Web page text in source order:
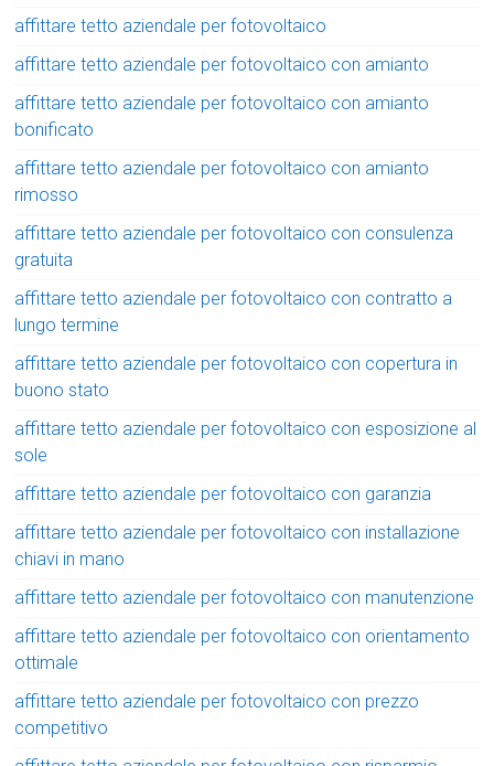
affittare tetto aziendale per fotovoltaico
affittare tetto aziendale per fotovoltaico con amianto
affittare tetto aziendale per fotovoltaico con amianto
bonificato
affittare tetto aziendale per fotovoltaico con amianto
rimosso
affittare tetto aziendale per fotovoltaico con consulenza
gratuita
affittare tetto aziendale per fotovoltaico con contratto a
lungo termine
affittare tetto aziendale per fotovoltaico con copertura in
buono stato
affittare tetto aziendale per fotovoltaico con esposizione al
sole
affittare tetto aziendale per fotovoltaico con garanzia
affittare tetto aziendale per fotovoltaico con installazione
chiavi in mano
affittare tetto aziendale per fotovoltaico con manutenzione
affittare tetto aziendale per fotovoltaico con orientamento
ottimale
affittare tetto aziendale per fotovoltaico con prezzo
competitivo